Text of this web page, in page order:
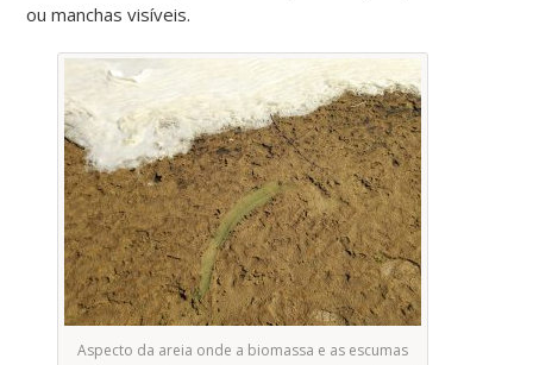
ou manchas visíveis.
Aspecto da areia onde a biomassa e as escumas